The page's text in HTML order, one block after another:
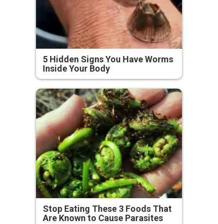
5 Hidden Signs You Have Worms
Inside Your Body
Stop Eating These 3 Foods That
Are Known to Cause Parasites